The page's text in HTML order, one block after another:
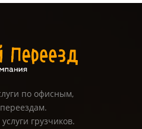
по офисным,
грузчиков.